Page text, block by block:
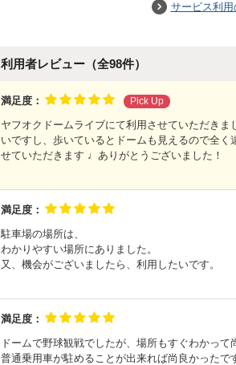
サービス利
利用者レビュー（全98件）
満足度： Pick Up
ヤフオクドームライブにて利用させていただき
いですし、歩いているとドームも見えるので全
せていただきます ♩ありがとうございました！
満足度：
駐車場の場所は、
わかりやすい場所にありました。
又、機会がございましたら、利用したいです。
満足度：
ドームで野球観戦でしたが、場所もすぐわかっ
普通乗用車が駐めることが出来れば尚良かったで